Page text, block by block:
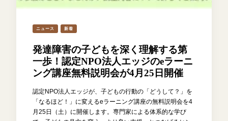
ニュース 新着
発達障害の子どもを深く理解する第
一歩！認定NPO法人エッジのeラーニ
ング講座無料説明会が4月25日開催
認定NPO法人エッジが、子どもの行動の「どうして？」を
「なるほど！」に変えるeラーニング講座の無料説明会を4
月25日（土）に開催します。専門家による体系的な学び